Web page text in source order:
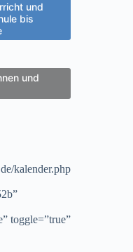
und
bis
und
kalender.php
toggle=”true”